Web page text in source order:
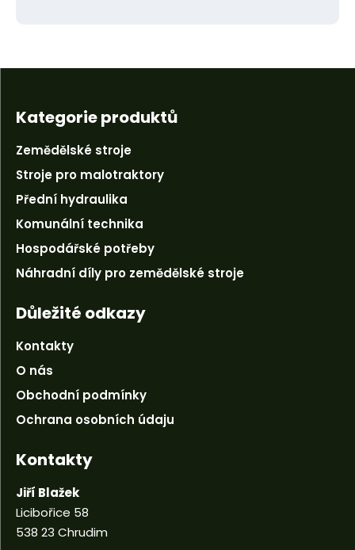
Kategorie produktů
Zemědělské stroje
Stroje pro malotraktory
Přední hydraulika
Komunální technika
Hospodářské potřeby
Náhradní díly pro zemědělské stroje
Důležité odkazy
Kontakty
O nás
Obchodní podmínky
Ochrana osobních údaju
Kontakty
Jiří Blažek
Licibořice 58
538 23 Chrudim